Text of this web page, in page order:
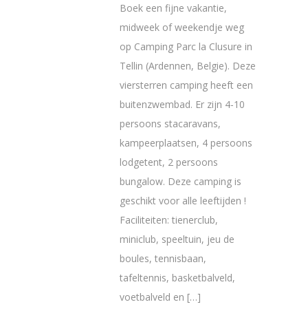
Boek een fijne vakantie,
midweek of weekendje weg
op Camping Parc la Clusure in
Tellin (Ardennen, Belgie). Deze
viersterren camping heeft een
buitenzwembad. Er zijn 4-10
persoons stacaravans,
kampeerplaatsen, 4 persoons
lodgetent, 2 persoons
bungalow. Deze camping is
geschikt voor alle leeftijden !
Faciliteiten: tienerclub,
miniclub, speeltuin, jeu de
boules, tennisbaan,
tafeltennis, basketbalveld,
voetbalveld en […]